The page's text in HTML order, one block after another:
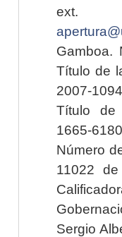
Gamboa.
Título de
2007-
Título de
1665-
Número
11022
Sergio